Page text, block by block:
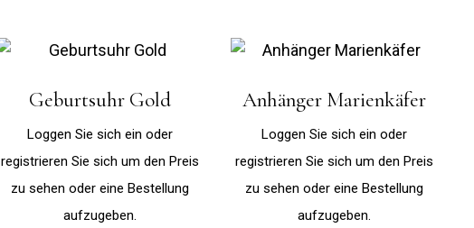
Geburtsuhr Gold
Loggen Sie sich ein oder
registrieren Sie sich um den Preis
zu sehen oder eine Bestellung
aufzugeben.
Anhänger Marienkäfer
Loggen Sie sich ein oder
registrieren Sie sich um den Preis
zu sehen oder eine Bestellung
aufzugeben.